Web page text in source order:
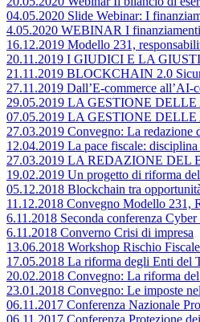
04.05.2020 Slide Webinar: I
4.05.2020 WEBINAR I finanziamenti
16.12.2019 Modello 231,
20.11.2019 I GIUDICI E LA
21.11.2019 BLOCKCHAIN 2.0
27.11.2019 Dall’E-commerce all’AI-
29.05.2019 LA GESTIONE
07.05.2019 LA GESTIONE
27.03.2019 Convegno: La
12.04.2019 La pace fiscale:
27.03.2019 LA REDAZIONE DEL
19.02.2019 Un progetto di riforma
05.12.2018 Blockchain tra
11.12.2018 Convegno Modello 231,
6.11.2018 Seconda conferenza
6.11.2018 Converno Crisi di impresa
13.06.2018 Workshop Rischio Fiscale
17.05.2018 La riforma degli Enti del
20.02.2018 Convegno: La riforma
23.01.2018 Convegno: Le imposte
06.11.2017 Conferenza Nazionale
06.11.2017 Conferenza Protezione